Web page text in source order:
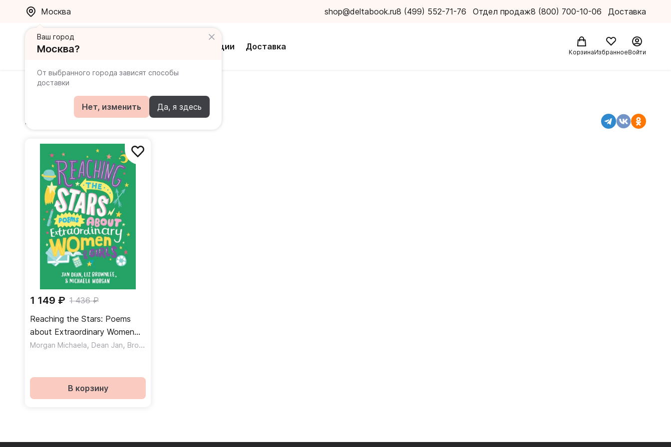
Москва shop@deltabook.ru8 (499) 552-71-76 Отдел продаж8 (800) 700-10-06 Доставка
Акции Доставка
КорзинаИзбранноеВойти
Ваш город
Москва?
От выбранного города зависят способы
доставки
Нет, изменить Да, я здесь
Dean Jan
Книги автора
1 149 ₽ 1 436 ₽
Reaching the Stars: Poems
about Extraordinary Women
and Girls
Morgan Michaela, Dean Jan, Brownlee Liz
В корзину